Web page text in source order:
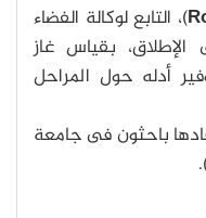
)، التابع لوكالة الفضاء
بقياس غاز
أدله حول المراحل
باحثون فى جامعة